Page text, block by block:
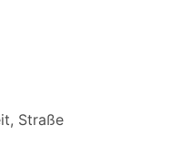
Straße